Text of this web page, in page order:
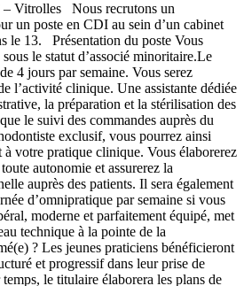
Vitrolles Nous recrutons un
un poste en CDI au sein d’un cabinet
le 13. Présentation du poste Vous
le statut d’associé minoritaire.Le
4 jours par semaine. Vous serez
l’activité clinique. Une assistante dédiée
la préparation et la stérilisation des
le suivi des commandes auprès du
exclusif, vous pourrez ainsi
à votre pratique clinique. Vous élaborerez
autonomie et assurerez la
auprès des patients. Il sera également
d’omnipratique par semaine si vous
moderne et parfaitement équipé, met
technique à la pointe de la
? Les jeunes praticiens bénéficieront
et progressif dans leur prise de
le titulaire élaborera les plans de